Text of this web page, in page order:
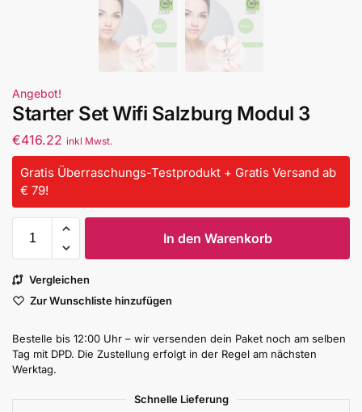
Angebot!
Starter Set Wifi Salzburg Modul 3
€416.22 inkl Mwst.
Gratis Überraschungs-Testprodukt + Gratis Versand ab
€ 79!
In den Warenkorb
Vergleichen
Zur Wunschliste hinzufügen
Bestelle bis 12:00 Uhr – wir versenden dein Paket noch am selben
Tag mit DPD. Die Zustellung erfolgt in der Regel am nächsten
Werktag.
Schnelle Lieferung